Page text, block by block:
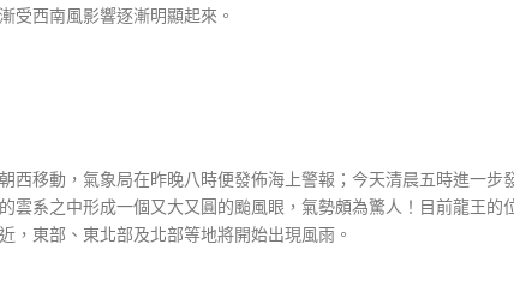
受西南風影響逐漸明顯起來。
西移動，氣象局在昨晚八時便發佈海上警報；今天清晨五時進一步
雲系之中形成一個又大又圓的颱風眼，氣勢頗為驚人！目前龍王的
，東部、東北部及北部等地將開始出現風雨。